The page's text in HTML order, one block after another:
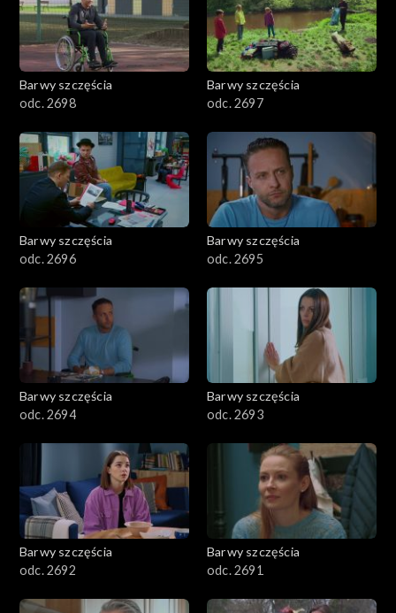
2801–2900
2701–2800
2501–2600
2401–2500
2301–2400
2201–2300
2101–2200
2001–2100
1801–1900
1701–1800
1601–1700
1501–1600
Barwy szczęścia
odc. 2698
Barwy szczęścia
odc. 2697
Barwy szczęścia
odc. 2696
Barwy szczęścia
odc. 2695
Barwy szczęścia
odc. 2694
Barwy szczęścia
odc. 2693
Barwy szczęścia
odc. 2692
Barwy szczęścia
odc. 2691